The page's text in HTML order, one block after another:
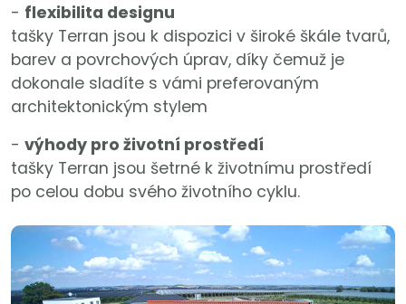
- flexibilita designu
tašky Terran jsou k dispozici v široké škále tvarů,
barev a povrchových úprav, díky čemuž je
dokonale sladíte s vámi preferovaným
architektonickým stylem
- výhody pro životní prostředí
tašky Terran jsou šetrné k životnímu prostředí
po celou dobu svého životního cyklu.